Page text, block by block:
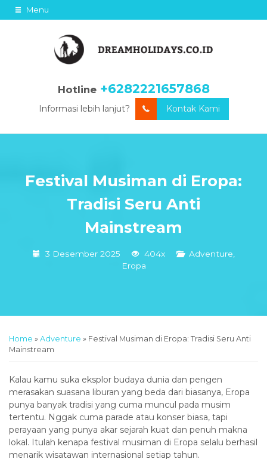
Menu
Hotline +6282221657868
Informasi lebih lanjut? Kontak Kami
Festival Musiman di Eropa:
Tradisi Seru Anti
Mainstream
3 Desember 2025 404x Adventure
Eropa
Home » Adventure » Festival Musiman di Eropa: Tradisi Seru Anti
Mainstream
Kalau kamu suka eksplor budaya dunia dan pengen
merasakan suasana liburan yang beda dari biasanya, Eropa
punya banyak tradisi yang cuma muncul pada musim
tertentu. Nggak cuma parade atau konser biasa, tapi
perayaan yang punya akar sejarah kuat dan penuh makna
lokal. Itulah kenapa festival musiman di Eropa selalu berhasil
menarik wisatawan internasional setiap tahun.